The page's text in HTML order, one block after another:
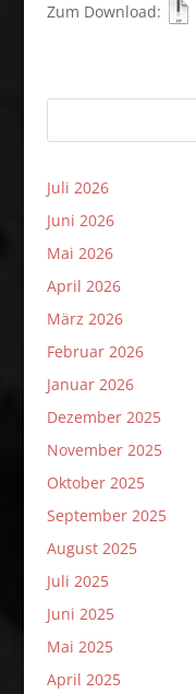
Zum Download:
Juli 2026
Juni 2026
Mai 2026
April 2026
März 2026
Februar 2026
Januar 2026
Dezember 2025
November 2025
Oktober 2025
September 2025
August 2025
Juli 2025
Juni 2025
Mai 2025
April 2025